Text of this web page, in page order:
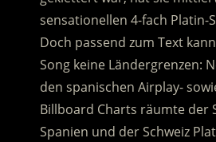
sensationellen 4-fach Platin-
Doch passend zum Text
Song keine Ländergrenzen:
den spanischen Airplay-
Billboard Charts räumte der
Spanien und der Schweiz